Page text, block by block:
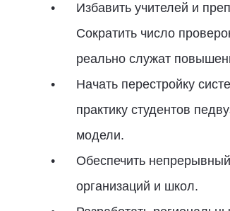
Избавить учителей и
Сократить число
реально служат
Начать перестройку
практику студентов
модели.
Обеспечить
организаций и школ.